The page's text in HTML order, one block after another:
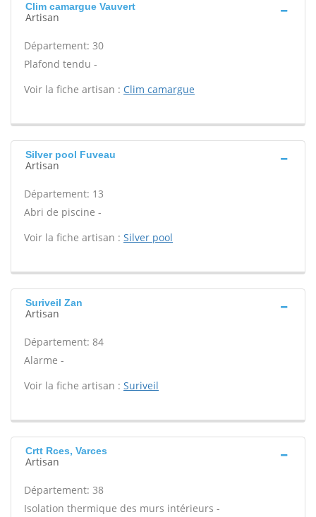
Clim camargue Vauvert
Artisan
Département: 30
Plafond tendu -
Voir la fiche artisan : Clim camargue
Silver pool Fuveau
Artisan
Département: 13
Abri de piscine -
Voir la fiche artisan : Silver pool
Suriveil Zan
Artisan
Département: 84
Alarme -
Voir la fiche artisan : Suriveil
Crtt Rces, Varces
Artisan
Département: 38
Isolation thermique des murs intérieurs -